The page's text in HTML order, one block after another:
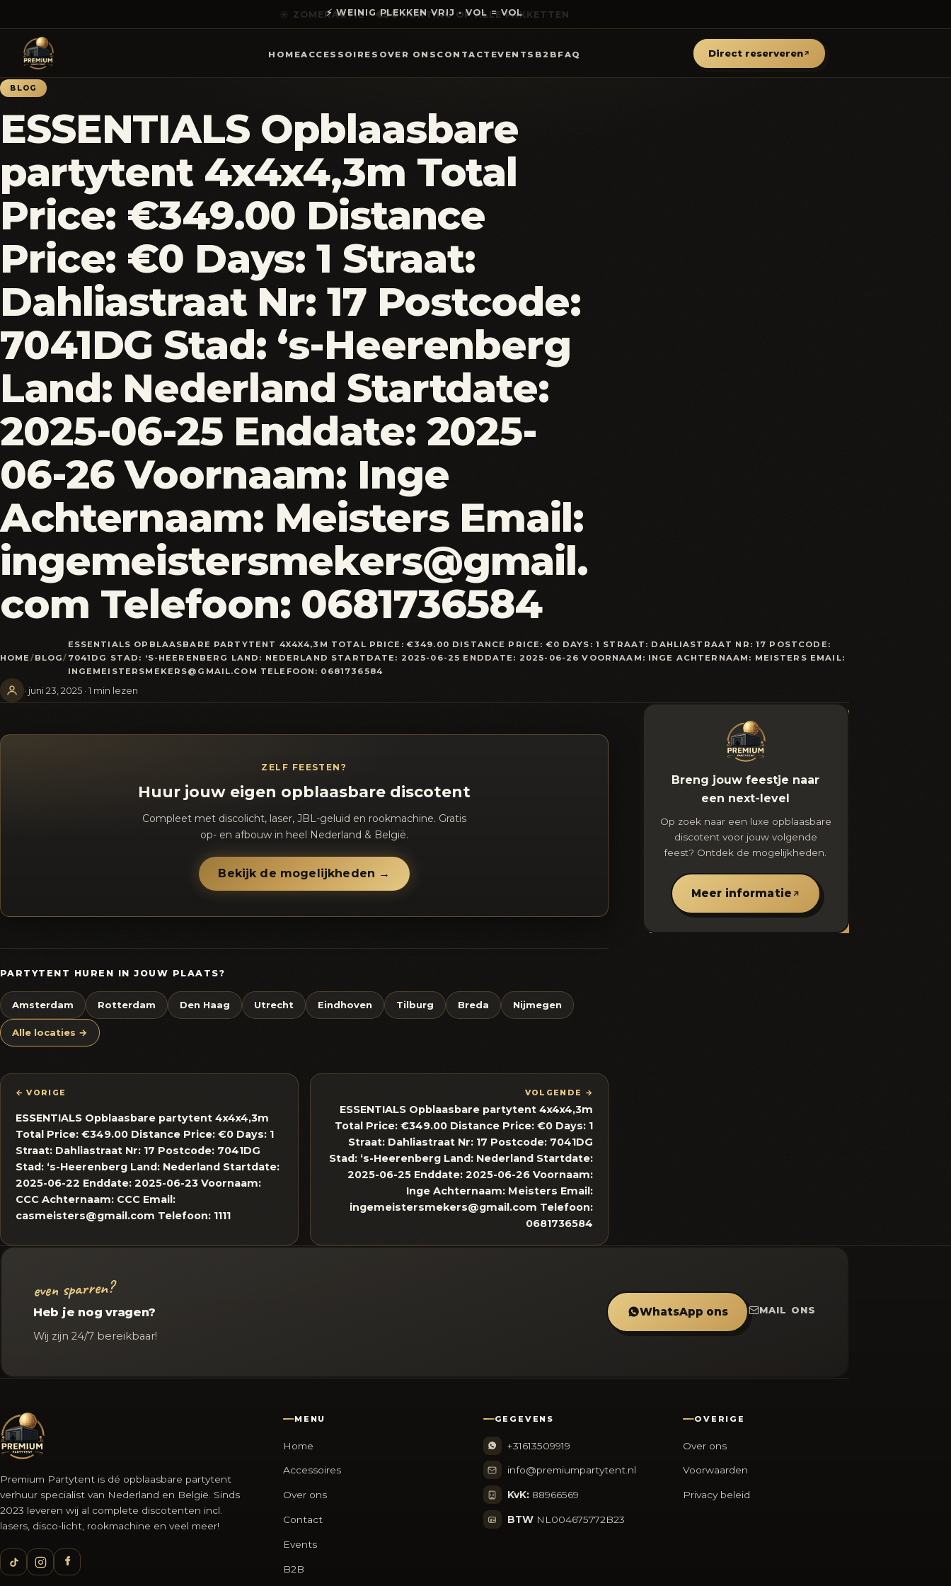
⚡ WEINIG PLEKKEN VRIJ · VOL = VOL
HOMEACCESSOIRES OVER ONS CONTACT EVENTS B2B FAQ Direct reserveren
BLOG
ESSENTIALS Opblaasbare
partytent 4x4x4,3m Total
Price: €349.00 Distance
Price: €0 Days: 1 Straat:
Dahliastraat Nr: 17 Postcode:
7041DG Stad: ‘s-Heerenberg
Land: Nederland Startdate:
2025-06-25 Enddate: 2025-
06-26 Voornaam: Inge
Achternaam: Meisters Email:
ingemeistersmekers@gmail.
com Telefoon: 0681736584
HOME/BLOG/
ESSENTIALS OPBLAASBARE PARTYTENT 4X4X4,3M TOTAL PRICE: €349.00 DISTANCE PRICE: €0 DAYS: 1 STRAAT: DAHLIASTRAAT NR: 17 POSTCODE:
7041DG STAD: ‘S-HEERENBERG LAND: NEDERLAND STARTDATE: 2025-06-25 ENDDATE: 2025-06-26 VOORNAAM: INGE ACHTERNAAM: MEISTERS EMAIL:
INGEMEISTERSMEKERS@GMAIL.COM TELEFOON: 0681736584
· juni 23, 2025 · 1 min lezen
ZELF FEESTEN?
Huur jouw eigen opblaasbare discotent
Compleet met discolicht, laser, JBL-geluid en rookmachine. Gratis
op- en afbouw in heel Nederland & België.
Bekijk de mogelijkheden →
PARTYTENT HUREN IN JOUW PLAATS?
Amsterdam Rotterdam Den Haag Utrecht Eindhoven Tilburg Breda Nijmegen
Alle locaties →
← VORIGE
ESSENTIALS Opblaasbare partytent 4x4x4,3m
Total Price: €349.00 Distance Price: €0 Days: 1
Straat: Dahliastraat Nr: 17 Postcode: 7041DG
Stad: ‘s-Heerenberg Land: Nederland Startdate:
2025-06-22 Enddate: 2025-06-23 Voornaam:
CCC Achternaam: CCC Email:
casmeisters@gmail.com Telefoon: 1111
VOLGENDE →
ESSENTIALS Opblaasbare partytent 4x4x4,3m
Total Price: €349.00 Distance Price: €0 Days: 1
Straat: Dahliastraat Nr: 17 Postcode: 7041DG
Stad: ‘s-Heerenberg Land: Nederland Startdate:
2025-06-25 Enddate: 2025-06-26 Voornaam:
Inge Achternaam: Meisters Email:
ingemeistersmekers@gmail.com Telefoon:
0681736584
Breng jouw feestje naar
een next-level
Op zoek naar een luxe opblaasbare
discotent voor jouw volgende
feest? Ontdek de mogelijkheden.
Meer informatie
even sparren?
Heb je nog vragen?
Wij zijn 24/7 bereikbaar!
WhatsApp ons MAIL ONS
Premium Partytent is dé opblaasbare partytent
verhuur specialist van Nederland en België. Sinds
2023 leveren wij al complete discotenten incl.
lasers, disco-licht, rookmachine en veel meer!
MENU
Home
Accessoires
Over ons
Contact
Events
B2B
GEGEVENS
+31613509919
info@premiumpartytent.nl
KvK:88966569
BTWNL004675772B23
OVERIGE
Over ons
Voorwaarden
Privacy beleid